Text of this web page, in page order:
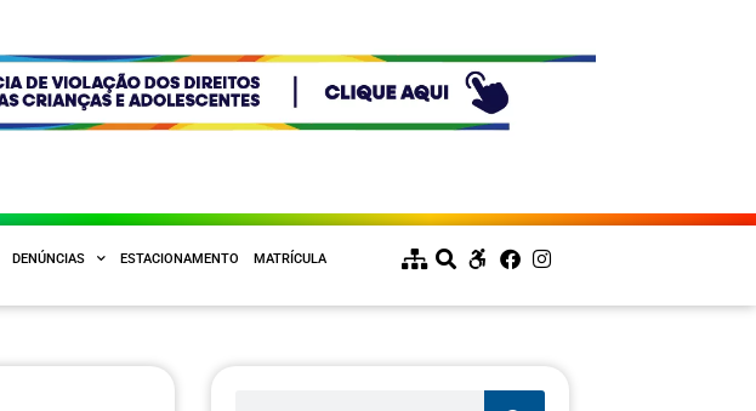
DENÚNCIAS ESTACIONAMENTO MATRÍCULA